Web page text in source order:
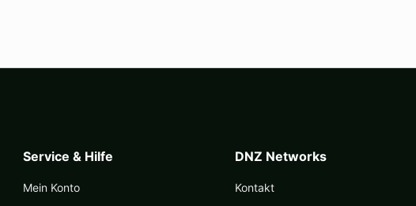
Service & Hilfe
Mein Konto
DNZ Networks
Kontakt